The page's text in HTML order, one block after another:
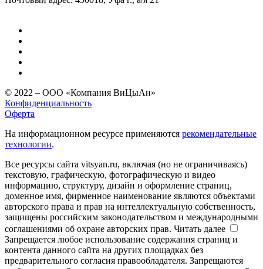
© 2022 – ООО «Компания ВиЦыАн»
Конфиденциальность
Оферта
На информационном ресурсе применяются рекомендательные
технологии.
Все ресурсы сайта vitsyan.ru, включая (но не ограничиваясь)
текстовую, графическую, фотографическую и видео
информацию, структуру, дизайн и оформление страниц,
доменное имя, фирменное наименование являются объектами
авторского права и прав на интеллектуальную собственность,
защищены российским законодательством и международными
соглашениями об охране авторских прав. Читать далее
Запрещается любое использование содержания страниц и
контента данного сайта на других площадках без
предварительного согласия правообладателя. Запрещаются